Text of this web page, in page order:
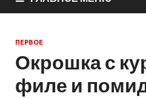
ПЕРВОЕ
Окрошка с
филе и